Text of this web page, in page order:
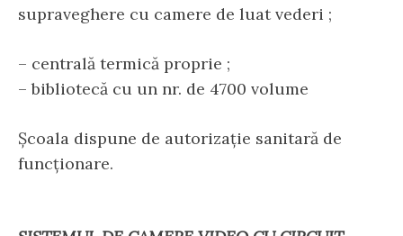
supraveghere cu camere de luat vederi ;
– centrală termică proprie ;
– bibliotecă cu un nr. de 4700 volume
Şcoala dispune de autorizaţie sanitară de
funcţionare.